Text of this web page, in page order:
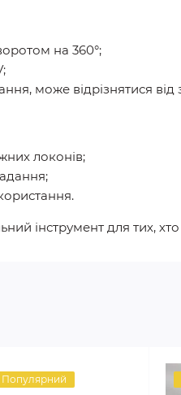
на 360°;
може відрізнятися
локонів;
інструмент для тих,
Популярний